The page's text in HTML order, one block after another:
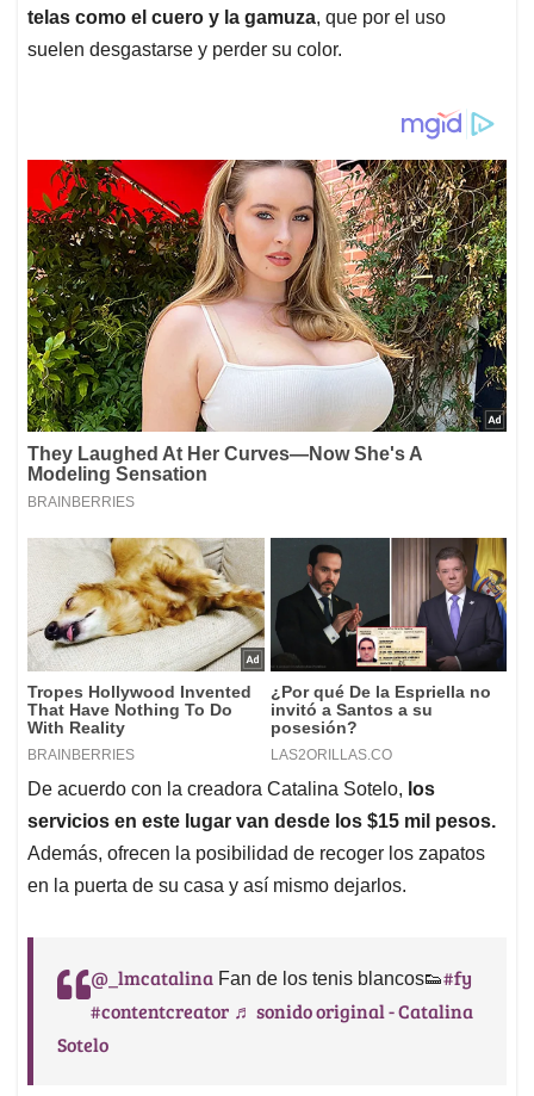
telas como el cuero y la gamuza, que por el uso
suelen desgastarse y perder su color.
De acuerdo con la creadora Catalina Sotelo, los
servicios en este lugar van desde los $15 mil pesos.
Además, ofrecen la posibilidad de recoger los zapatos
en la puerta de su casa y así mismo dejarlos.
@_lmcatalina Fan de los tenis blancos👟#fy
#contentcreator ♬ sonido original - Catalina
Sotelo